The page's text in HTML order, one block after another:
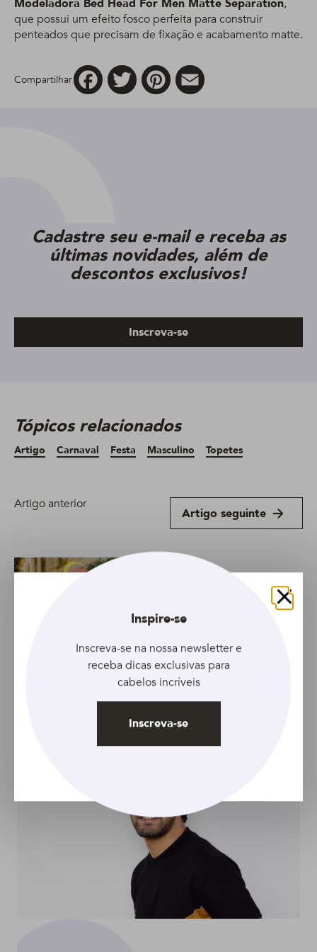
Modeladora Bed Head For Men Matte Separation,
que possui um efeito fosco perfeita para construir
penteados que precisam de fixação e acabamento matte.
Compartilhar
FacebookTwitter Pinterest
Cadastre seu e-mail e receba as
últimas novidades, além de
descontos exclusivos!
Inscreva-se
Tópicos relacionados
Artigo Carnaval Festa Masculino Topetes
Artigo anterior
Artigo seguinte
Carnaval para cabelo
cacheado: aposte no
semipreso lateral com
Fechar
Inspire-se
Inscreva-se na nossa newsletter e
receba dicas exclusivas para
cabelos incríveis
Inscreva-se